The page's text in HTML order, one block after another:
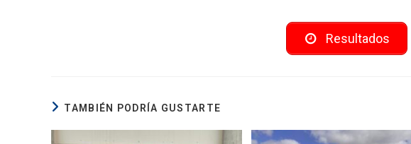
Resultados
TAMBIÉN PODRÍA GUSTARTE